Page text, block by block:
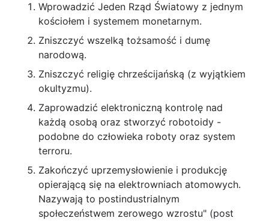
Wprowadzić Jeden Rząd Światowy z jednym
kościołem i systemem monetarnym.
Zniszczyć wszelką tożsamość i dumę
narodową.
Zniszczyć religię chrześcijańską (z wyjątkiem
okultyzmu).
Zaprowadzić elektroniczną kontrolę nad
każdą osobą oraz stworzyć robotoidy -
podobne do człowieka roboty oraz system
terroru.
Zakończyć uprzemysłowienie i produkcję
opierającą się na elektrowniach atomowych.
Nazywają to postindustrialnym
społeczeństwem zerowego wzrostu" (post